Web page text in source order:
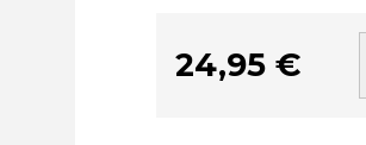
24,95 €